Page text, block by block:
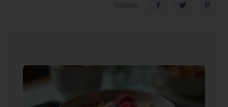
Sdílejte